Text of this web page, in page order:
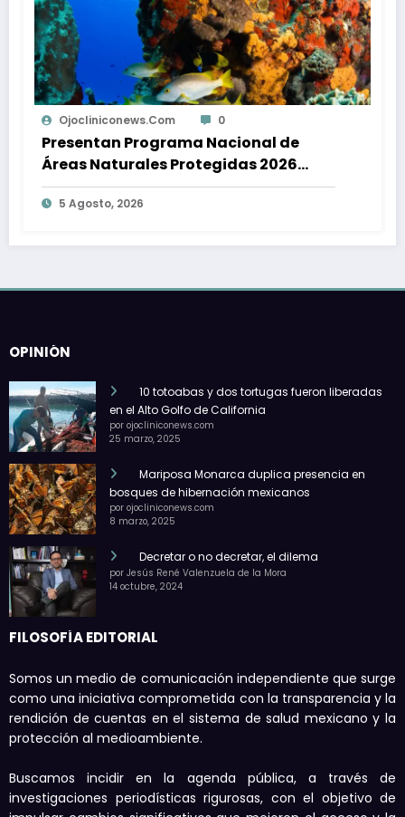
0
Nacional de
2026
El día después del
preparada La
Cerrejón?
OPINIÓN
10 totoabas y dos tortugas fueron liberadas
en el Alto Golfo de California
por ojocliniconews.com
25 marzo, 2025
Mariposa Monarca duplica presencia en
bosques de hibernación mexicanos
por ojocliniconews.com
8 marzo, 2025
Decretar o no decretar, el dilema
por Jesús René Valenzuela de la Mora
14 octubre, 2024
FILOSOFÍA EDITORIAL
Somos un medio de comunicación independiente que surge
como una iniciativa comprometida con la transparencia y la
rendición de cuentas en el sistema de salud mexicano y la
protección al medioambiente.
Buscamos incidir en la agenda pública, a través de
investigaciones periodísticas rigurosas, con el objetivo de